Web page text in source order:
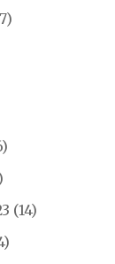
(14)